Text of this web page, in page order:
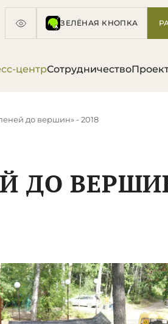
ЗЕЛЁНАЯ КНОПКА
центрСотрудничество
до вершин» - 2018
ДО